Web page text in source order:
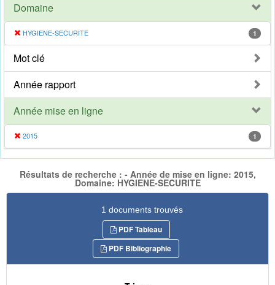
Domaine
HYGIENE-SECURITE 1
Mot clé
Année rapport
Année mise en ligne
2015 1
Résultats de recherche : - Année de mise en ligne: 2015,
Domaine: HYGIENE-SECURITE
1 documents trouvés
PDF Tableau
PDF Bibliographie